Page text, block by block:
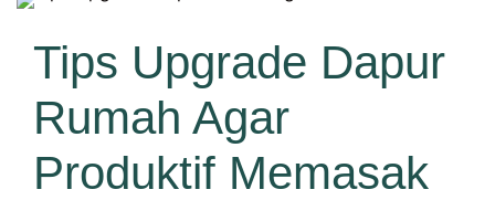
Tips Upgrade Dapur
Rumah Agar
Produktif Memasak